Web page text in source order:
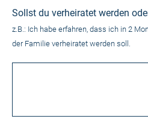
Sollst du verheiratet werden
z.B.: Ich habe erfahren, dass ich in 2
der Familie verheiratet werden soll.